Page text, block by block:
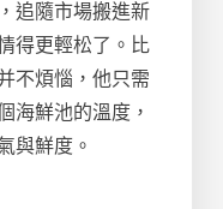
追隨市場搬進新
得更輕松了。比
不煩惱，他只需
海鮮池的溫度，
與鮮度。